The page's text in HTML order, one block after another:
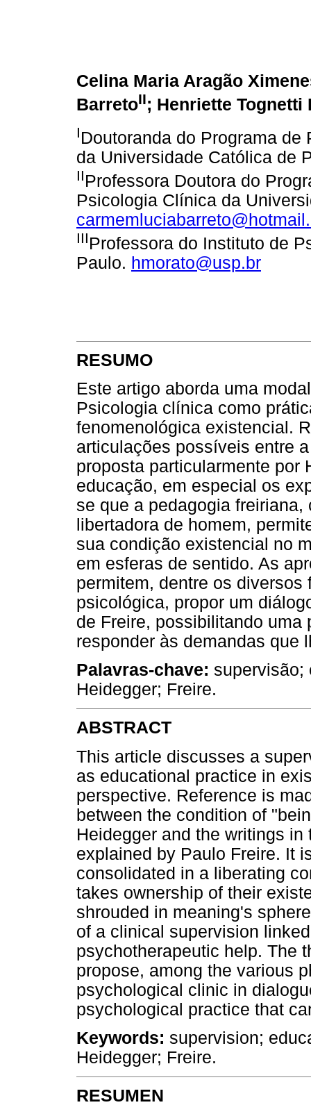
Celina Maria Aragão
BarretoII; Henriette Tognetti
IDoutoranda do Programa
da Universidade Católica de
IIProfessora Doutora do
Psicologia Clínica da
IIIProfessora do Instituto de
Paulo. hmorato@usp.br
RESUMO
Este artigo aborda uma
Psicologia clínica como
fenomenológica existencial.
articulações possíveis entre
proposta particularmente por
educação, em especial os
se que a pedagogia
libertadora de homem,
sua condição existencial no
em esferas de sentido. As
permitem, dentre os
psicológica, propor um
de Freire, possibilitando
responder às demandas que
Palavras-chave: supervisão;
Heidegger; Freire.
ABSTRACT
This article discusses a
as educational practice in
perspective. Reference is
between the condition of
Heidegger and the writings
explained by Paulo Freire. It
consolidated in a liberating
takes ownership of their
shrouded in meaning's
of a clinical supervision
psychotherapeutic help. The
propose, among the various
psychological clinic in
psychological practice that
Keywords: supervision;
Heidegger; Freire.
RESUMEN